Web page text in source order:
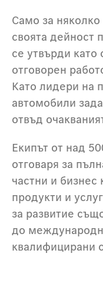
Само за
своята дейност
се утвърди
отговорен
Като лидери на
автомобили
отвъд
Екипът от над
отговаря за
частни и
продукти и
за развитие
до
квалифицирани